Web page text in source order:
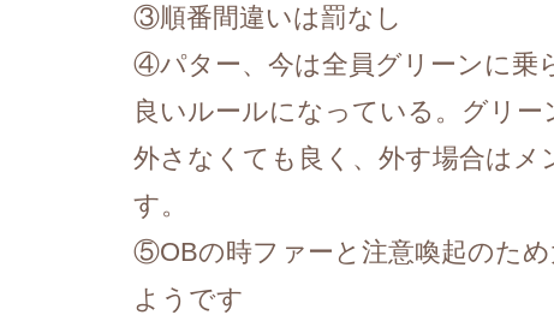
③順番間違いは罰なし
④パター、今は全員グリーンに乗
良いルールになっている。グリ
外さなくても良く、外す場合は
す。
⑤OBの時ファーと注意喚起のた
ようです